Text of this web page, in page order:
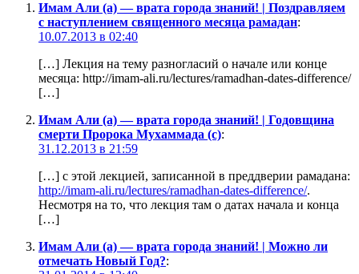
Имам Али (а) — врата города знаний! | Поздравляем
с наступлением священного месяца рамадан:
10.07.2013 в 02:40
[…] Лекция на тему разногласий о начале или конце
месяца: http://imam-ali.ru/lectures/ramadhan-dates-difference/
[…]
Имам Али (а) — врата города знаний! | Годовщина
смерти Пророка Мухаммада (с):
31.12.2013 в 21:59
[…] с этой лекцией, записанной в преддверии рамадана:
http://imam-ali.ru/lectures/ramadhan-dates-difference/.
Несмотря на то, что лекция там о датах начала и конца
[…]
Имам Али (а) — врата города знаний! | Можно ли
отмечать Новый Год?: